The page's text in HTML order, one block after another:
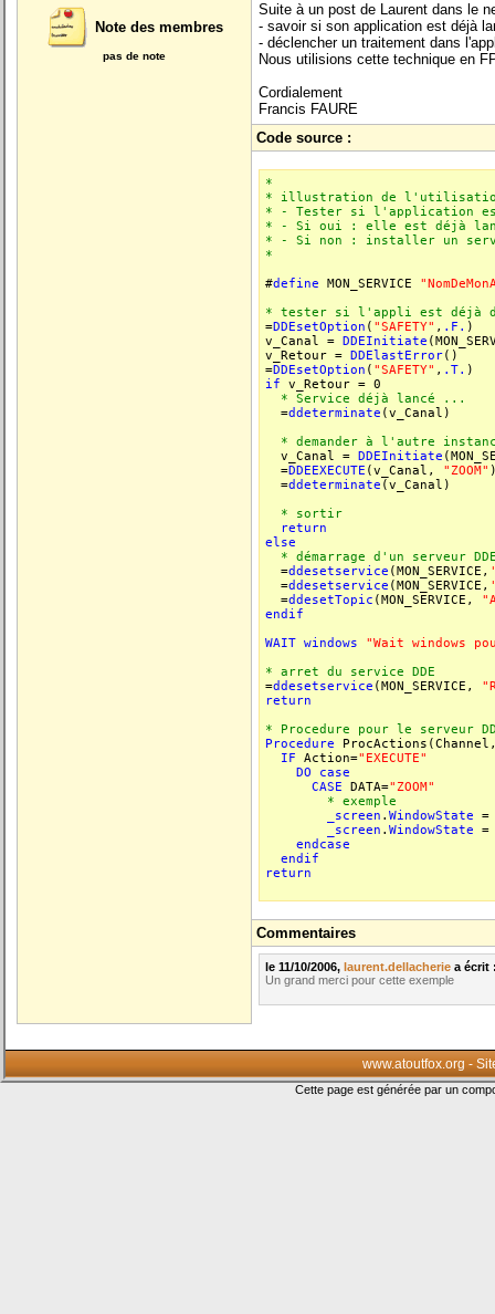
Note des membres
pas de note
Suite à un post de Laurent dans le
- savoir si son application est déjà
- déclencher un traitement dans
Nous utilisions cette technique en
Cordialement
Francis FAURE
Code source :
*
* illustration de l'utilisation
* - Tester si l'application
* - Si oui : elle est déjà
* - Si non : installer un
*
#define MON_SERVICE
* tester si l'appli est déjà
=DDEsetOption ( "SAFETY" , .F. )
v_Canal = DDEInitiate
v_Retour = DDElastError()
=DDEsetOption ( "SAFETY" , .T. )
if v_Retour = 0
* Service déjà lancé ...
=ddeterminate (v_Canal)
* demander à l'autre
v_Canal = DDEInitiate
=DDEEXECUTE (v_Canal, "ZOOM"
=ddeterminate (v_Canal)
* sortir
return
else
* démarrage d'un serveur
=ddesetservice (MON_SERVICE,
=ddesetservice (MON_SERVICE,
=ddesetTopic (MON_SERVICE,
endif
WAIT windows
"Wait windows
* arret du service DDE
=ddesetservice (MON_SERVICE,
return
* Procedure pour le serveur
Procedure
IF Action="EXECUTE"
DO
case
CASE DATA="ZOOM"
* exemple
_screen . WindowState =
_screen . WindowState =
endcase
endif
return
Commentaires
le 11/10/2006, laurent.dellacherie a écrit
Un grand merci pour cette exemple
www.atoutfox.org -
Cette page est générée par un